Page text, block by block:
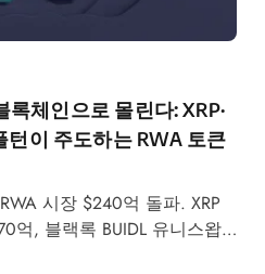
체인으로 몰린다: XRP·
턴이 주도하는 RWA 토큰
시장 $240억 돌파. XRP
억, 블랙록 BUIDL 유니스왑
체인 대이동이 본격화되고